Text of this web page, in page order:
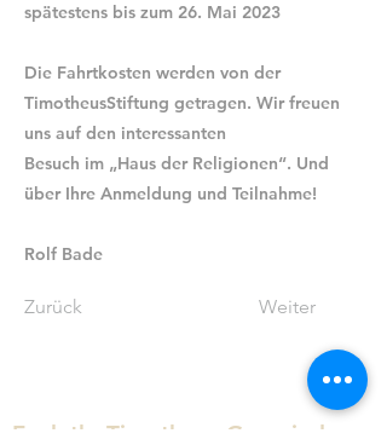
spätestens bis zum 26. Mai 2023
Die Fahrtkosten werden von der
TimotheusStiftung getragen. Wir freuen
uns auf den interessanten
Besuch im „Haus der Religionen“. Und
über Ihre Anmeldung und Teilnahme!
Rolf Bade
Zurück Weiter